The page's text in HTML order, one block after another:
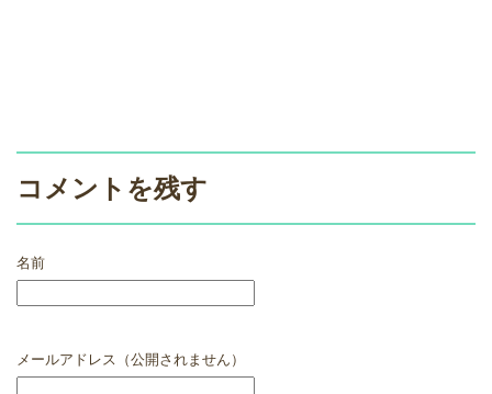
コメントを残す
名前
メールアドレス（公開されません）